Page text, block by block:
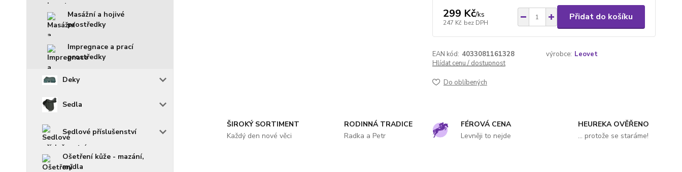
Masážní a hojivé
prostředky
Impregnace a prací
prostředky
Deky
Sedla
Sedlové příslušenství
Ošetření kůže - mazání,
mýdla
299 Kč/ks
247 Kč bez DPH
Přidat do košíku
EAN kód: 4033081161328 výrobce: Leovet
Hlídat cenu / dostupnost
Do oblíbených
ŠIROKÝ SORTIMENT
Každý den nové věci
RODINNÁ TRADICE
Radka a Petr
FÉROVÁ CENA
Levněji to nejde
HEUREKA OVĚŘENO
... protože se staráme!